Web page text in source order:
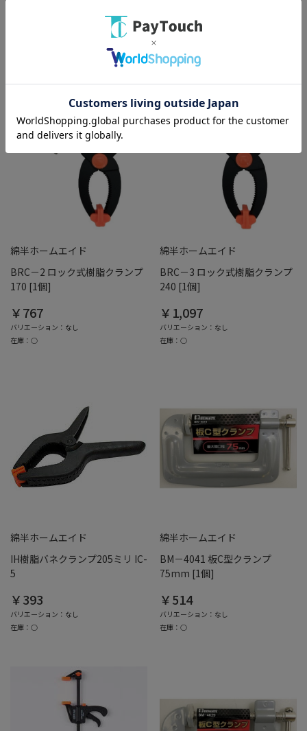
￥712
在庫：○
綿半ホームエイド
BRC－2 ロック式樹脂クランプ
170 [1個]
￥767
バリエーション：なし
在庫：○
綿半ホームエイド
BRC－3 ロック式樹脂クランプ
240 [1個]
￥1,097
バリエーション：なし
在庫：○
綿半ホームエイド
IH樹脂バネクランプ205ミリ IC-
5
￥393
バリエーション：なし
在庫：○
綿半ホームエイド
BM－4041 板C型クランプ
75mm [1個]
￥514
バリエーション：なし
在庫：○